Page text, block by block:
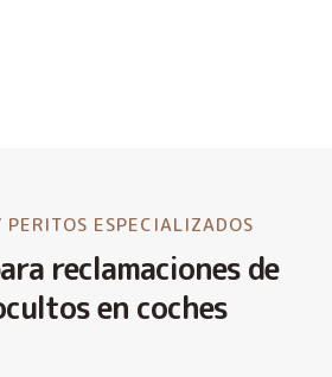
PERITOS ESPECIALIZADOS
reclamaciones de
en coches